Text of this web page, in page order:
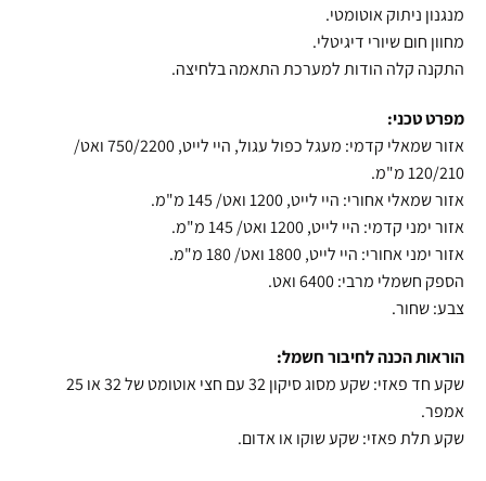
מנגנון ניתוק אוטומטי.
מחוון חום שיורי דיגיטלי.
התקנה קלה הודות למערכת התאמה בלחיצה.
מפרט טכני:
אזור שמאלי קדמי: מעגל כפול עגול, היי לייט, 750/2200 ואט/
120/210 מ"מ.
אזור שמאלי אחורי: היי לייט, 1200 ואט/ 145 מ"מ.
אזור ימני קדמי: היי לייט, 1200 ואט/ 145 מ"מ.
אזור ימני אחורי: היי לייט, 1800 ואט/ 180 מ"מ.
הספק חשמלי מרבי: 6400 ואט.
צבע: שחור.
הוראות הכנה לחיבור חשמל:
שקע חד פאזי: שקע מסוג סיקון 32 עם חצי אוטומט של 32 או 25
אמפר.
שקע תלת פאזי: שקע שוקו או אדום.